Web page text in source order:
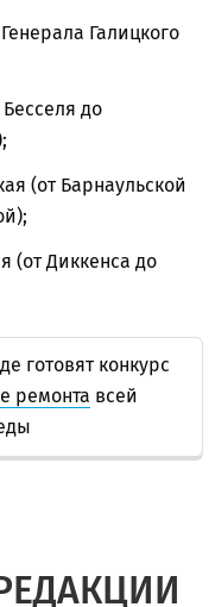
Галицкого
до
(от Барнаульской
(от Диккенса до
готовят конкурс
ремонта всей